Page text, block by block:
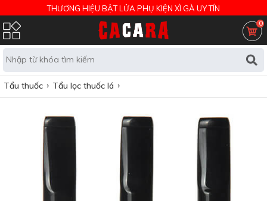
THƯƠNG HIỆU BẬT LỬA PHỤ KIỆN XÌ GÀ UY TÍN
0
Tẩu thuốc Tẩu lọc thuốc lá